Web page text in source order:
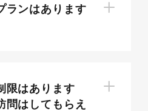
電話番号・営業時間を正
「エステティックサロ
いるほどGoogleからの
での表示順位の向上につ
ランはあります
限はあります
問はしてもらえ